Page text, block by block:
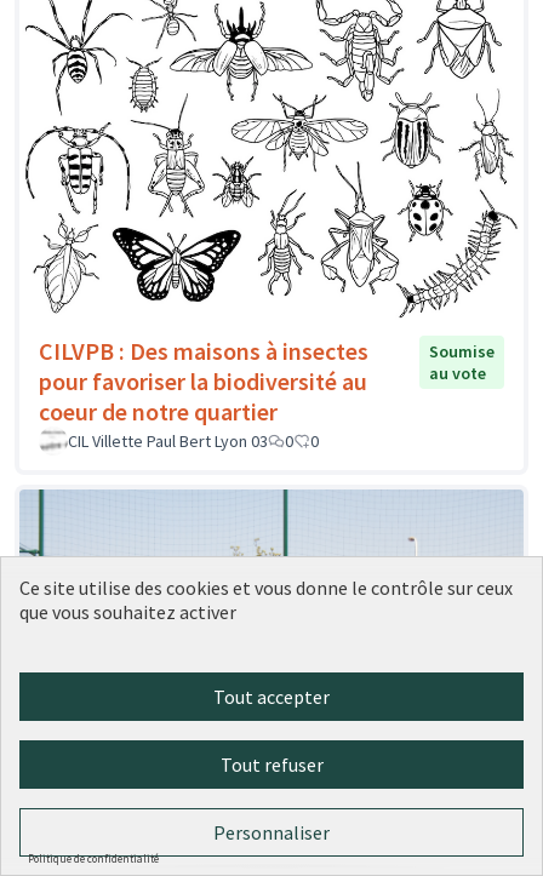
CILVPB : Des maisons à insectes
pour favoriser la biodiversité au
coeur de notre quartier
Soumise
au vote
CIL Villette Paul Bert Lyon 03 0 0
TACO :Imaginons ensemble notre
Soumise
Ce site utilise des cookies et vous donne le contrôle sur ceux
que vous souhaitez activer
Tout accepter
Tout refuser
Personnaliser
Politique de confidentialité